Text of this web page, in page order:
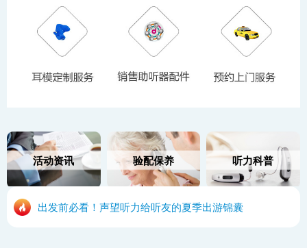
活动资讯 验配保养 听力科普
出发前必看！声望听力给听友的夏季出游锦囊